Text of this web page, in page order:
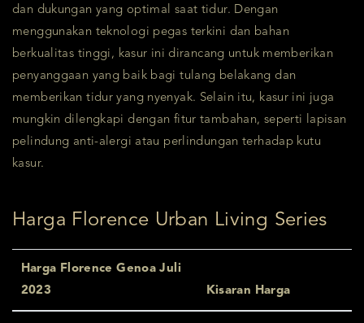
dan dukungan yang optimal saat tidur. Dengan
menggunakan teknologi pegas terkini dan bahan
berkualitas tinggi, kasur ini dirancang untuk memberikan
penyanggaan yang baik bagi tulang belakang dan
memberikan tidur yang nyenyak. Selain itu, kasur ini juga
mungkin dilengkapi dengan fitur tambahan, seperti lapisan
pelindung anti-alergi atau perlindungan terhadap kutu
kasur.
Harga Florence Urban Living Series
Harga Florence Genoa Juli
2023
Kisaran Harga